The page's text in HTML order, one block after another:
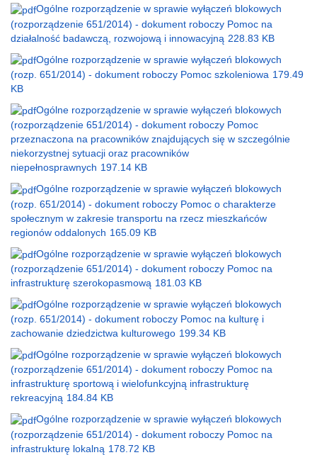
Ogólne rozporządzenie w sprawie wyłączeń blokowych
(rozporządzenie 651/2014) - dokument roboczy Pomoc na
działalność badawczą, rozwojową i innowacyjną 228.83 KB
Ogólne rozporządzenie w sprawie wyłączeń blokowych
(rozp. 651/2014) - dokument roboczy Pomoc szkoleniowa 179.49
KB
Ogólne rozporządzenie w sprawie wyłączeń blokowych
(rozporządzenie 651/2014) - dokument roboczy Pomoc
przeznaczona na pracowników znajdujących się w szczególnie
niekorzystnej sytuacji oraz pracowników
niepełnosprawnych 197.14 KB
Ogólne rozporządzenie w sprawie wyłączeń blokowych
(rozp. 651/2014) - dokument roboczy Pomoc o charakterze
społecznym w zakresie transportu na rzecz mieszkańców
regionów oddalonych 165.09 KB
Ogólne rozporządzenie w sprawie wyłączeń blokowych
(rozporządzenie 651/2014) - dokument roboczy Pomoc na
infrastrukturę szerokopasmową 181.03 KB
Ogólne rozporządzenie w sprawie wyłączeń blokowych
(rozp. 651/2014) - dokument roboczy Pomoc na kulturę i
zachowanie dziedzictwa kulturowego 199.34 KB
Ogólne rozporządzenie w sprawie wyłączeń blokowych
(rozporządzenie 651/2014) - dokument roboczy Pomoc na
infrastrukturę sportową i wielofunkcyjną infrastrukturę
rekreacyjną 184.84 KB
Ogólne rozporządzenie w sprawie wyłączeń blokowych
(rozporządzenie 651/2014) - dokument roboczy Pomoc na
infrastrukturę lokalną 178.72 KB